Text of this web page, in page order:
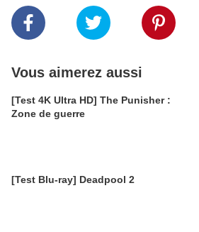
Vous aimerez aussi
[Test 4K Ultra HD] The Punisher :
Zone de guerre
[Test Blu-ray] Deadpool 2